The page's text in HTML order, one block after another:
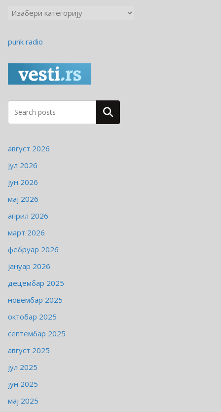
е
р
punk radio
Pretraga
август 2026
јул 2026
јун 2026
мај 2026
април 2026
март 2026
фебруар 2026
јануар 2026
децембар 2025
новембар 2025
октобар 2025
септембар 2025
август 2025
јул 2025
јун 2025
мај 2025